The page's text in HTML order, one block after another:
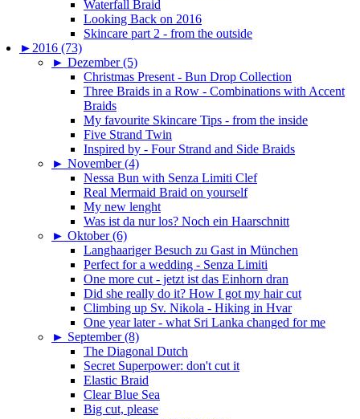
Waterfall Braid
Looking Back on 2016
Skincare part 2 - from the outside
► 2016 (73)
► Dezember (5)
Christmas Present - Bun Drop Collection
Three Braids in a Row - Combinations with Accent
Braids
My favourite Skincare Tips - from the inside
Five Strand Twin
Inspired by - Four Strand and Side Braids
► November (4)
Nessa Bun with Senza Limiti Clef
Real Mermaid Braid on yourself
My new lenght
Was ist da nur los? Noch ein Haarschnitt
► Oktober (6)
Langhaariger Besuch zu Gast in München
Perfect for a wedding - Senza Limiti
One more cut - jetzt ist das Einhorn dran
Did she really do it? How I got my hair cut
Climbing up Sv. Nikola - Hiking in Hvar
One year later - what Sri Lanka changed for me
► September (8)
The Diagonal Dutch
Secret Superpower: don't cut it
Elastic Braid
Clear Blue Sea
Big cut, please